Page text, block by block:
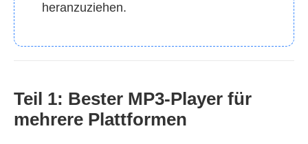
heranzuziehen.
Teil 1: Bester MP3-Player für
mehrere Plattformen